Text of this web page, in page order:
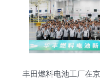
丰田燃料电池工厂在